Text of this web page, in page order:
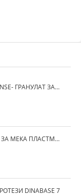
VERTEX THERMOSENSE- ГРАНУЛАТ ЗА МЕКИ ПРОТЕЗИ
КАРТУШИ ПРАЗНИ ЗА МЕКА ПЛАСТМАСА
DINABASE 7